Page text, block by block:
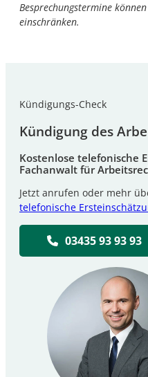
Besprechungstermine
einschränken.
Kündigungs-Check
Kündigung des
Kostenlose telefonische
Fachanwalt für
Jetzt anrufen oder mehr
telefonische
03435 93 93 93